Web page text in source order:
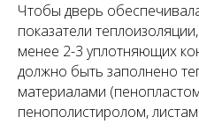
Чтобы дверь
показатели
менее 2-3 уплотняющих
должно быть заполнено
материалами
пенополистиролом,